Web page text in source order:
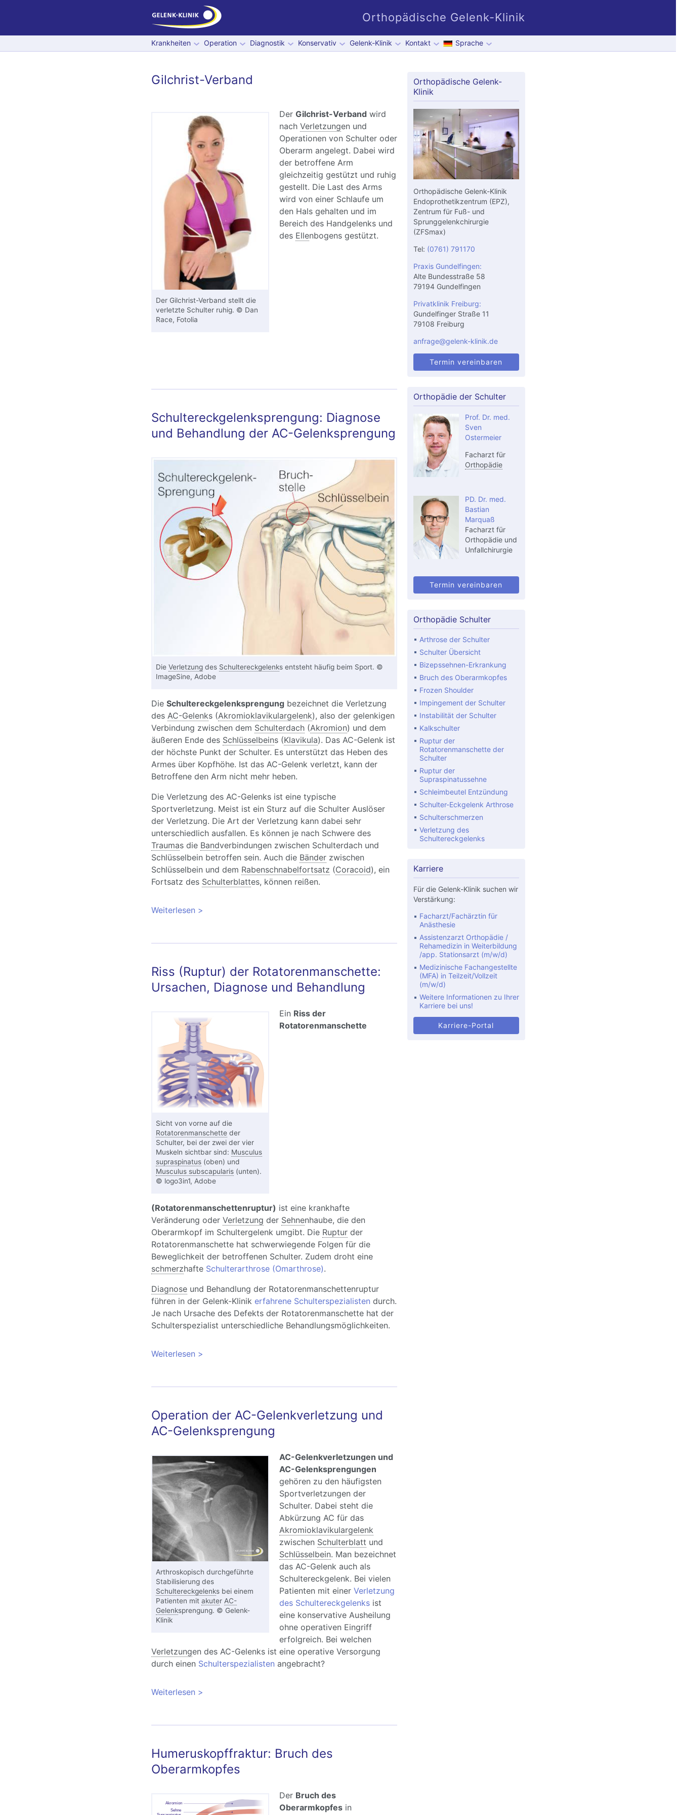
Orthopädische Gelenk-Klinik
Krankheiten Operation Diagnostik Konservativ Gelenk-Klinik Kontakt Sprache
Gilchrist-Verband
Der Gilchrist-Verband stellt die
verletzte Schulter ruhig. © Dan
Race, Fotolia
Der Gilchrist-Verband wird
nach Verletzungen und
Operationen von Schulter oder
Oberarm angelegt. Dabei wird
der betroffene Arm
gleichzeitig gestützt und ruhig
gestellt. Die Last des Arms
wird von einer Schlaufe um
den Hals gehalten und im
Bereich des Handgelenks und
des Ellenbogens gestützt.
Schultereckgelenksprengung: Diagnose
und Behandlung der AC-Gelenksprengung
Die Verletzungdes Schultereckgelenks entsteht häufig beim Sport. ©
ImageSine, Adobe
Die Schultereckgelenksprengungbezeichnet die Verletzung
des AC-Gelenks (Akromioklavikulargelenk), also der gelenkigen
Verbindung zwischen dem Schulterdach(Akromion) und dem
äußeren Ende des Schlüsselbeins (Klavikula). Das AC-Gelenk ist
der höchste Punkt der Schulter. Es unterstützt das Heben des
Armes über Kopfhöhe. Ist das AC-Gelenk verletzt, kann der
Betroffene den Arm nicht mehr heben.
Die Verletzung des AC-Gelenks ist eine typische
Sportverletzung. Meist ist ein Sturz auf die Schulter Auslöser
der Verletzung. Die Art der Verletzung kann dabei sehr
unterschiedlich ausfallen. Es können je nach Schwere des
Traumas die Bandverbindungen zwischen Schulterdach und
Schlüsselbein betroffen sein. Auch die Bänderzwischen
Schlüsselbein und dem Rabenschnabelfortsatz (Coracoid), ein
Fortsatz des Schulterblattes, können reißen.
Weiterlesen über Schultereckgelenksprengung: Diagnose und
Riss (Ruptur) der Rotatorenmanschette:
Ursachen, Diagnose und Behandlung
Sicht von vorne auf die
Rotatorenmanschetteder
Schulter, bei der zwei der vier
Muskeln sichtbar sind: Musculus
supraspinatus(oben) und
Musculus subscapularis(unten).
© logo3in1, Adobe
Ein Riss der
Rotatorenmanschette
(Rotatorenmanschettenruptur) ist eine krankhafte
Veränderung oder Verletzung der Sehnenhaube, die den
Oberarmkopf im Schultergelenk umgibt. Die Rupturder
Rotatorenmanschette hat schwerwiegende Folgen für die
Beweglichkeit der betroffenen Schulter. Zudem droht eine
schmerzhafte Schulterarthrose (Omarthrose).
Diagnoseund Behandlung der Rotatorenmanschettenruptur
führen in der Gelenk-Klinik erfahrene Schulterspezialisten durch.
Je nach Ursache des Defekts der Rotatorenmanschette hat der
Schulterspezialist unterschiedliche Behandlungsmöglichkeiten.
Weiterlesen über Riss (Ruptur) der Rotatorenmanschette: Ursachen,
Operation der AC-Gelenkverletzung und
AC-Gelenksprengung
Arthroskopisch durchgeführte
Stabilisierung des
Schultereckgelenks bei einem
Patienten mit akuter AC-
Gelenksprengung. © Gelenk-
Klinik
AC-Gelenkverletzungen und
AC-Gelenksprengungen
gehören zu den häufigsten
Sportverletzungen der
Schulter. Dabei steht die
Abkürzung AC für das
Akromioklavikulargelenk
zwischen Schulterblatt und
Schlüsselbein. Man bezeichnet
das AC-Gelenk auch als
Schultereckgelenk. Bei vielen
Patienten mit einer Verletzung
des Schultereckgelenksist
eine konservative Ausheilung
ohne operativen Eingriff
erfolgreich. Bei welchen
Verletzungen des AC-Gelenks ist eine operative Versorgung
durch einen Schulterspezialisten angebracht?
Weiterlesen über Operation der AC-Gelenkverletzung und AC-
Humeruskopffraktur: Bruch des
Oberarmkopfes
Der Bruch des
Oberarmkopfesin
Orthopädische Gelenk-
Klinik
Orthopädische Gelenk-Klinik
Endoprothetikzentrum (EPZ),
Zentrum für Fuß- und
Sprunggelenkchirurgie
(ZFSmax)
Tel: (0761) 791170
Praxis Gundelfingen:
Alte Bundesstraße 58
79194 Gundelfingen
Privatklinik Freiburg:
Gundelfinger Straße 11
79108 Freiburg
anfrage@gelenk-klinik.de
Termin vereinbaren
Orthopädie der Schulter
Prof. Dr. med.
Sven
Ostermeier
Facharzt für
Orthopädie
PD. Dr. med.
Bastian
Marquaß
Facharzt für
Orthopädie und
Unfallchirurgie
Termin vereinbaren
Orthopädie Schulter
Arthrose der Schulter
Schulter Übersicht
Bizepssehnen-Erkrankung
Bruch des Oberarmkopfes
Frozen Shoulder
Impingement der Schulter
Instabilität der Schulter
Kalkschulter
Ruptur der
Rotatorenmanschette der
Schulter
Ruptur der
Supraspinatussehne
Schleimbeutel Entzündung
Schulter-Eckgelenk Arthrose
Schulterschmerzen
Verletzung des
Schultereckgelenks
Karriere
Für die Gelenk-Klinik suchen wir
Verstärkung:
Facharzt/Fachärztin für
Anästhesie
Assistenzarzt Orthopädie /
Rehamedizin in Weiterbildung
/app. Stationsarzt (m/w/d)
Medizinische Fachangestellte
(MFA) in Teilzeit/Vollzeit
(m/w/d)
Weitere Informationen zu Ihrer
Karriere bei uns!
Karriere-Portal